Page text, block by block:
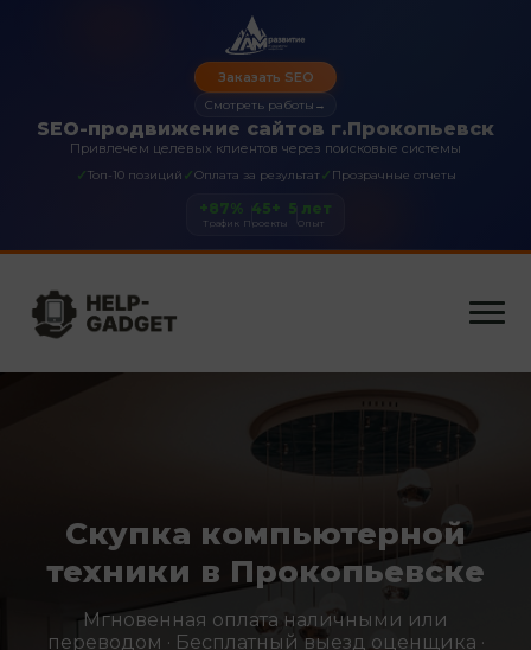
SEO-продвижение сайтов г.Прокопьевск
Привлечем целевых клиентов через поисковые системы
✓Топ-10 позиций ✓Оплата за результат✓ Прозрачные отчеты
Заказать SEO
Смотреть работы →
+87%
Трафик
45+
Проекты
5 лет
Опыт
Скупка компьютерной
техники в Прокопьевске
Мгновенная оплата наличными или
переводом · Бесплатный выезд оценщика ·